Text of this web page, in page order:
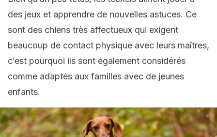
des jeux et apprendre de nouvelles astuces. Ce
sont des chiens très affectueux qui exigent
beaucoup de contact physique avec leurs maîtres,
c’est pourquoi ils sont également considérés
comme adaptés aux familles avec de jeunes
enfants.